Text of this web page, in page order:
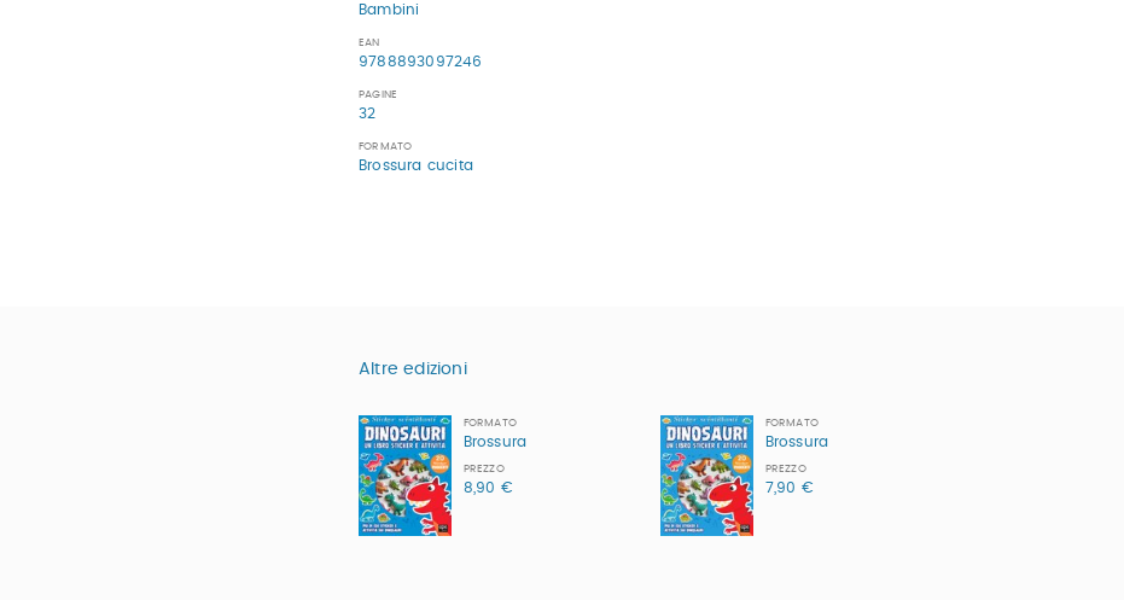
Bambini
EAN
9788893097246
PAGINE
32
FORMATO
Brossura cucita
Altre edizioni
FORMATO
Brossura
PREZZO
8,90 €
FORMATO
Brossura
PREZZO
7,90 €